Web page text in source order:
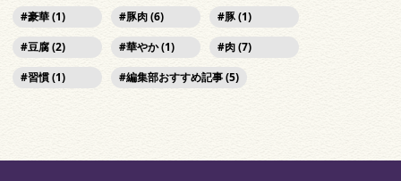
豪華 (1)
豚肉 (6)
豚 (1)
豆腐 (2)
華やか (1)
肉 (7)
習慣 (1)
編集部おすすめ記事 (5)